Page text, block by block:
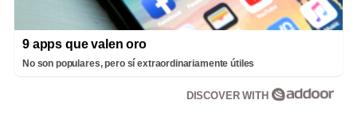
9 apps que valen oro
No son populares, pero sí extraordinariamente útiles
DISCOVER WITH